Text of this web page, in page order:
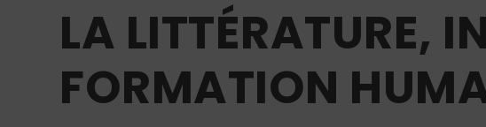
LA LITTÉRATURE,
FORMATION